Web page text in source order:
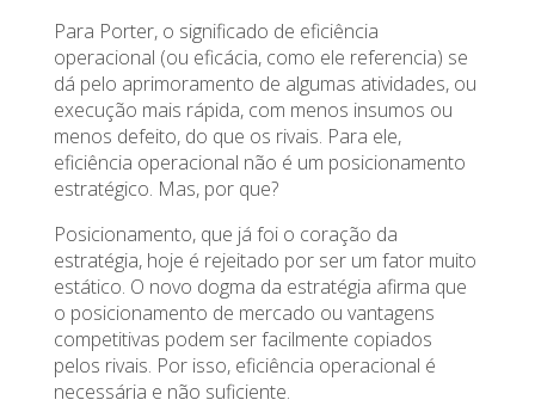
Para Porter, o significado de eficiência
operacional (ou eficácia, como ele referencia) se
dá pelo aprimoramento de algumas atividades, ou
execução mais rápida, com menos insumos ou
menos defeito, do que os rivais. Para ele,
eficiência operacional não é um posicionamento
estratégico. Mas, por que?
Posicionamento, que já foi o coração da
estratégia, hoje é rejeitado por ser um fator muito
estático. O novo dogma da estratégia afirma que
o posicionamento de mercado ou vantagens
competitivas podem ser facilmente copiados
pelos rivais. Por isso, eficiência operacional é
necessária e não suficiente.